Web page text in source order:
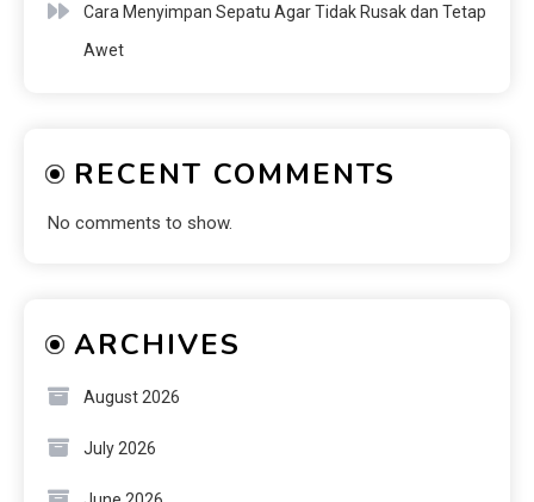
Cara Menyimpan Sepatu Agar Tidak Rusak dan Tetap
Awet
RECENT COMMENTS
No comments to show.
ARCHIVES
August 2026
July 2026